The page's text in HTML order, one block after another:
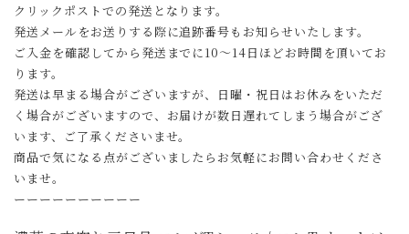
クリックポストでの発送となります。
発送メールをお送りする際に追跡番号もお知らせいたします。
ご入金を確認してから発送までに10〜14日ほどお時間を頂いてお
ります。
発送は早まる場合がございますが、日曜・祝日はお休みをいただ
く場合がございますので、お届けが数日遅れてしまう場合がござ
います、ご了承くださいませ。
商品で気になる点がございましたらお気軽にお問い合わせくださ
いませ。
ーーーーーーーーーー